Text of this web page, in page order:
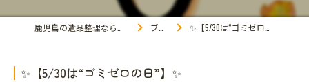
ブログ ✨【5/30は“ゴミゼロの日”】✨
✨【5/30は“ゴミゼロの日”】✨